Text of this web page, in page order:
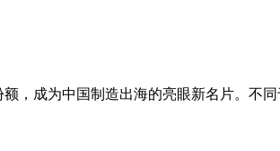
，成为中国制造出海的亮眼新名片。不